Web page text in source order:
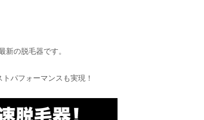
の脱毛器です。
パフォーマンスも実現！